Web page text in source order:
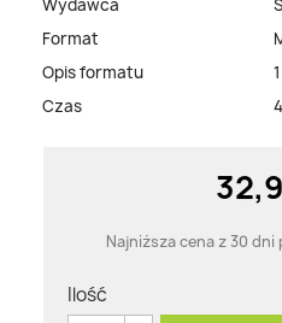
Wydawca
Format
Opis formatu
Czas
Najniższa cena z 30
Ilość